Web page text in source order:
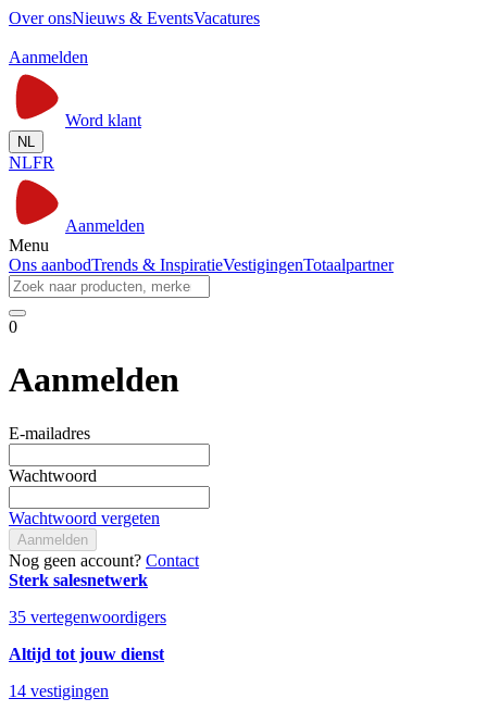
Over onsNieuws & EventsVacatures
Aanmelden
Word klant
NL
NLFR
Aanmelden
Menu
Ons aanbodTrends & InspiratieVestigingenTotaalpartner
0
Aanmelden
E-mailadres
Wachtwoord
Wachtwoord vergeten
Aanmelden
Nog geen account? Contact
Sterk salesnetwerk
35 vertegenwoordigers
Altijd tot jouw dienst
14 vestigingen